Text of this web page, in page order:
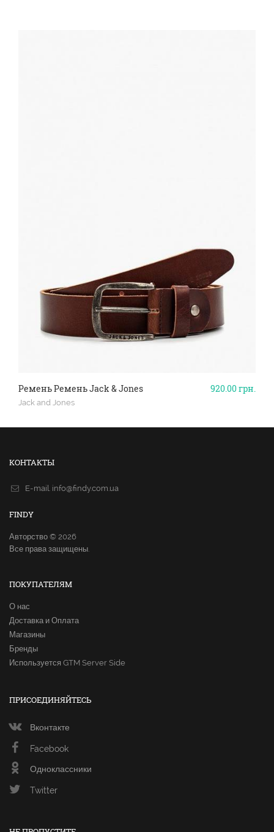
920.00грн.
Ремень Ремень Jack & Jones
Jack and Jones
КОНТАКТЫ
E-mail. info@findy.com.ua
FINDY
Авторство © 2026
Все права защищены.
ПОКУПАТЕЛЯМ
О нас
Доставка и Оплата
Магазины
Бренды
Используется GTM Server Side
ПРИСОЕДИНЯЙТЕСЬ
Вконтакте
Facebook
Одноклассники
Twitter